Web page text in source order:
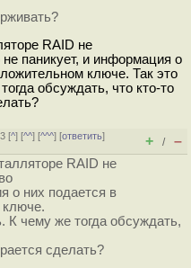
RAID не
паникует, и информация о
ключе. Так это
обсуждать, что кто-то
[^] [^^] [^^^] [ответить]
+ / –
RAID не
о них подается в
К чему же тогда обсуждать,
сделать?